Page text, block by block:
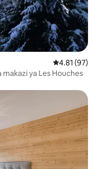
Ukadiriaji wa
4.81 (97)
ya Les Houches